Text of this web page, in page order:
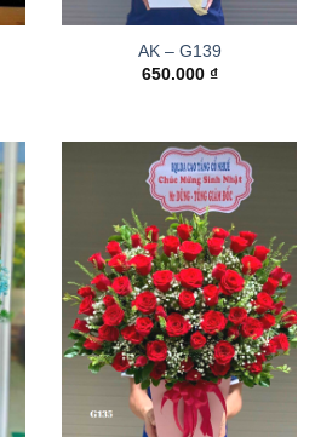
AK – G139
650.000 ₫